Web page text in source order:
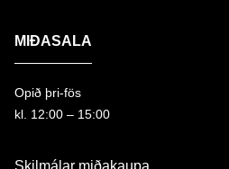
MIÐASALA
Opið þri-fös
kl. 12:00 – 15:00
Skilmálar miðakaupa